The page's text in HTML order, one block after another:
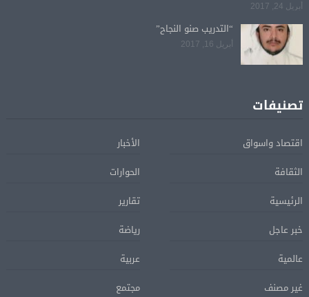
أبريل 24, 2017
“التدريب صنو النجاح”
أبريل 16, 2017
تصنيفات
اقتصاد واسواق
الأخبار
الثقافة
الحوارات
الرئيسية
تقارير
خبر عاجل
رياضة
عالمية
عربية
غير مصنف
مجتمع